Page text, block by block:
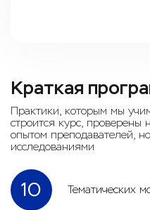
Краткая
Практики, которым мы
строится курс, проверены
опытом преподавателей,
исследованиями
10 Тематических